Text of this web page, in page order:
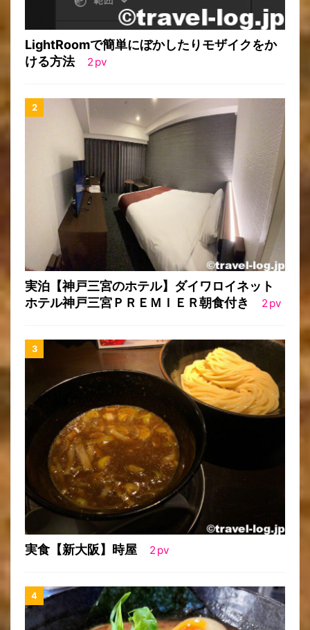
LightRoomで簡単にぼかしたりモザイクをか
ける方法
2 pv
実泊【神戸三宮のホテル】ダイワロイネット
ホテル神戸三宮ＰＲＥＭＩＥＲ朝食付き
2pv
実食【新大阪】時屋 2pv